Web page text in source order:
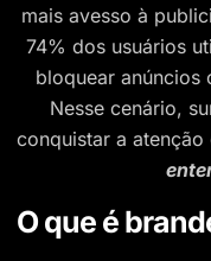
mais avesso à
74% dos usuários
bloquear anúncios
Nesse cenário,
conquistar a
O que é